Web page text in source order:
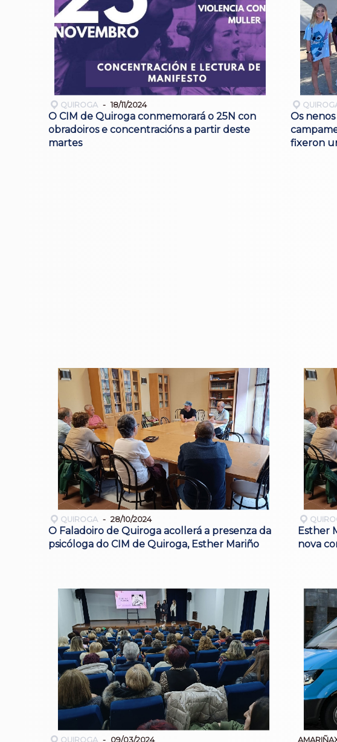
QUIROGA 18/11/2024
O CIM de Quiroga conmemorará o 25N con
obradoiros e concentracións a partir deste
martes
Os
fixeron
QUIROGA 28/10/2024
O Faladoiro de Quiroga acollerá a presenza da
psicóloga do CIM de Quiroga, Esther Mariño
Esther
nova
QUIROGA 09/03/2024